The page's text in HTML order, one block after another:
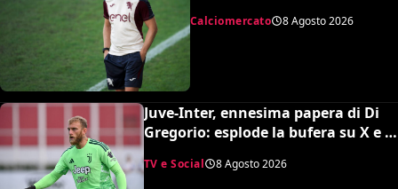
Calciomercato 8 Agosto 2026
Juve-Inter, ennesima papera di Di
Gregorio: esplode la bufera su X e il
web chiede un nuovo portiere
TV e Social 8 Agosto 2026